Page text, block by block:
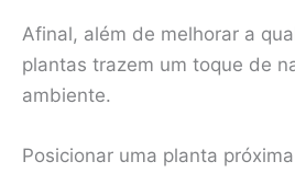
Afinal, além de melhorar a
plantas trazem um toque de
ambiente.
Posicionar uma planta